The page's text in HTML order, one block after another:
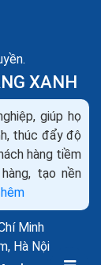
cửa
lại từ những
cuộn tròn
XANH
giúp họ
thúc đẩy độ
hàng tiềm
tạo nền
Minh
Hà Nội